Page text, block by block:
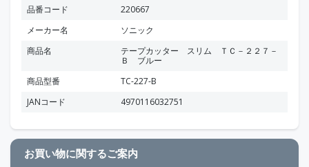
品番コード
220667
メーカー名
ソニック
商品名
テープカッター スリム ＴＣ－２２７－
Ｂ ブルー
商品型番
TC-227-B
JANコード
4970116032751
お買い物に関するご案内